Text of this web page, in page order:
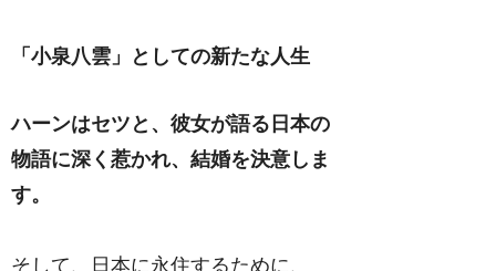
「小泉八雲」としての新たな人生
ハーンはセツと、彼女が語る日本の
物語に深く惹かれ、結婚を決意しま
す。
そして、日本に永住するために、